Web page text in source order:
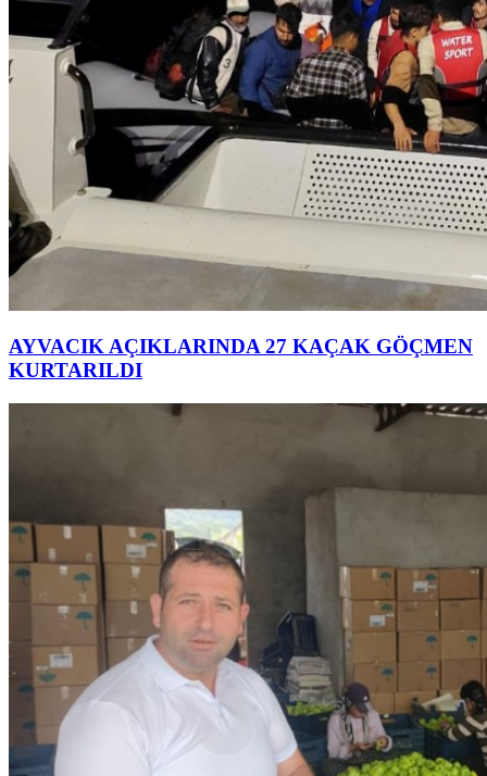
AYVACIK AÇIKLARINDA 27 KAÇAK GÖÇMEN
KURTARILDI